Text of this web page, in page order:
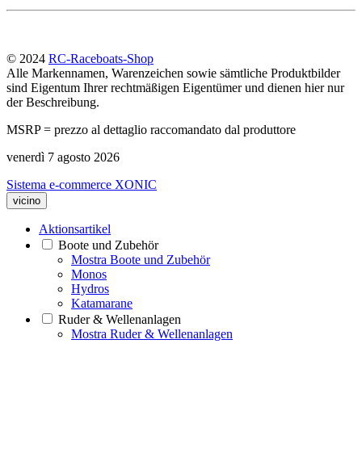
© 2024 RC-Raceboats-Shop
Alle Markennamen, Warenzeichen sowie sämtliche Produktbilder
sind Eigentum Ihrer rechtmäßigen Eigentümer und dienen hier nur
der Beschreibung.
MSRP = prezzo al dettaglio raccomandato dal produttore
venerdì 7 agosto 2026
Sistema e-commerce XONIC
vicino
Aktionsartikel
Boote und Zubehör
Mostra Boote und Zubehör
Monos
Hydros
Katamarane
Ruder & Wellenanlagen
Mostra Ruder & Wellenanlagen